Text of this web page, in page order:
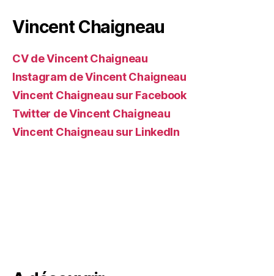
Vincent Chaigneau
CV de Vincent Chaigneau
Instagram de Vincent Chaigneau
Vincent Chaigneau sur Facebook
Twitter de Vincent Chaigneau
Vincent Chaigneau sur LinkedIn